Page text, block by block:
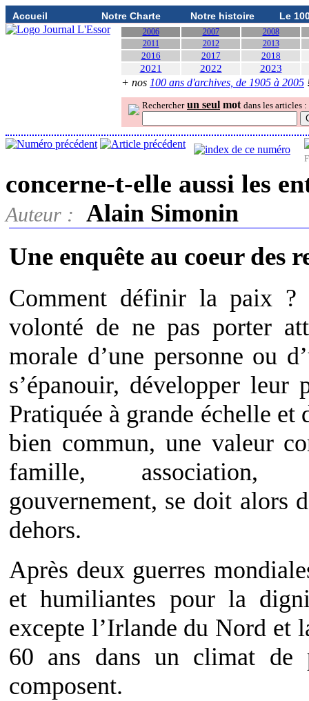
Accueil Notre Charte Notre histoire Le
2006 2007
2008
2011
2012 2013
2016 2017 2018
2021 2022 2023
+ nos 100 ans d'archives, de 1905 à 2005
Rechercher un seul mot dans les articles :
concerne-t-elle aussi les
Auteur : Alain Simonin
Une enquête au coeur des
Comment définir la paix ?
volonté de ne pas porter
morale d’une personne ou
s’épanouir, développer
Pratiquée à grande échelle
bien commun, une valeur
famille, association,
gouvernement, se doit alors
dehors.
Après deux guerres
et humiliantes pour la
excepte l’Irlande du Nord et
60 ans dans un climat de
composent.